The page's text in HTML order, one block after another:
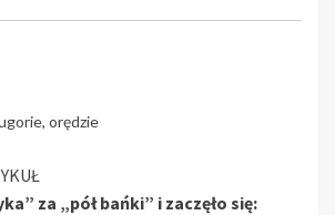
, orędzie
za „pół bańki” i zaczęło się: